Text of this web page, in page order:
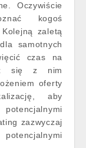
Oczywiście
kogoś
zaletą
samotnych
czas na
się z nim
oferty
aby
zazwyczaj